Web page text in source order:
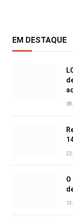
EM DESTAQUE